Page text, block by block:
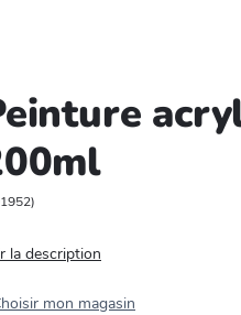
)
la description
mon magasin